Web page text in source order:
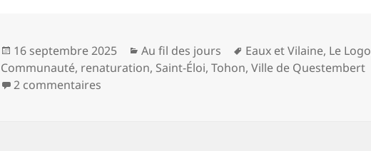
Publié
le
16 septembre 2025 Catégories
Au fil des jours
Mots-
clés
Eaux et Vilaine, Le Logo
Communauté, renaturation, Saint-Éloi,Tohon,Ville de Questembert
2 commentaires